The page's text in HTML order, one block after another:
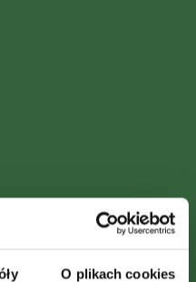
O plikach cookies